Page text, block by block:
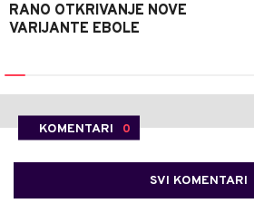
RANO OTKRIVANJE NOVE
VARIJANTE EBOLE
KOMENTARI 0
SVI KOMENTARI